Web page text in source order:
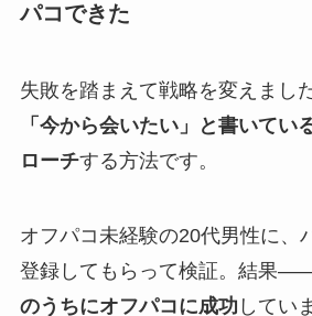
パコできた
失敗を踏まえて戦略を変えました
「今から会いたい」と書いてい
ローチする方法です。
オフパコ未経験の20代男性に、
登録してもらって検証。結果
のうちにオフパコに成功 してい